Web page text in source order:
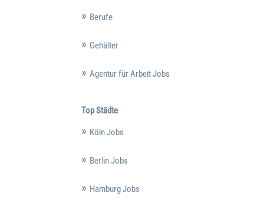
Berufe
Gehälter
Agentur für Arbeit Jobs
Top Städte
Köln Jobs
Berlin Jobs
Hamburg Jobs